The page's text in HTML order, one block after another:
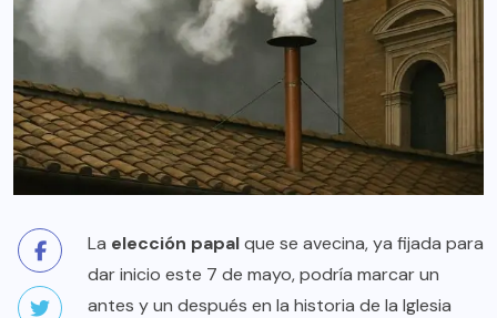
La elección papalque se avecina, ya fijada para
dar inicio este 7 de mayo, podría marcar un
antes y un después en la historia de la Iglesia